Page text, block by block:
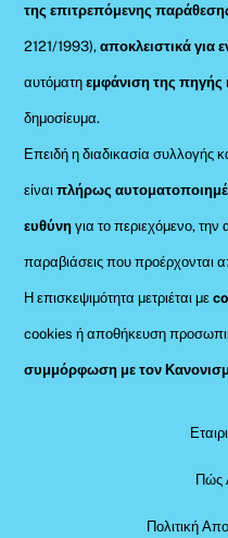
της επιτρεπόμενης
2121/1993), αποκλειστικά για
αυτόματηεμφάνιση της πηγής
δημοσίευμα.
Επειδή η διαδικασία συλλογής
είναιπλήρως
ευθύνη για το περιεχόμενο, την
παραβιάσεις που προέρχονται
Η επισκεψιμότητα μετριέται με
cookies ή αποθήκευση
συμμόρφωση με τον
Πώς
Πολιτική